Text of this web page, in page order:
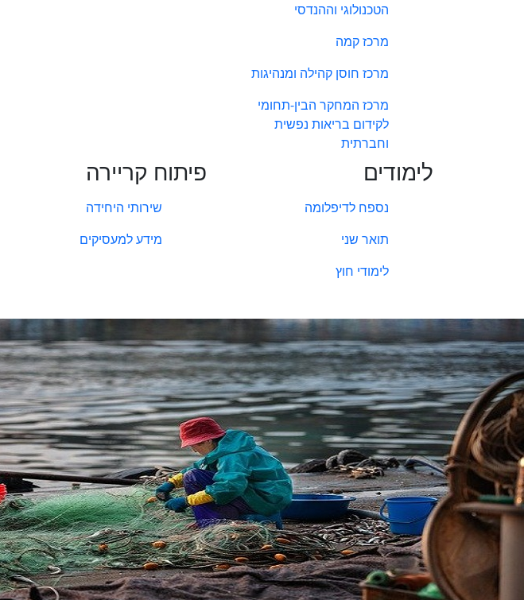
הטכנולוגי וההנדסי
מרכז קמה
מרכז חוסן קהילה ומנהיגות
מרכז המחקר הבין-תחומי
לקידום בריאות נפשית
וחברתית
לימודים
נספח לדיפלומה
תואר שני
לימודי חוץ
פיתוח קריירה
שירותי היחידה
מידע למעסיקים